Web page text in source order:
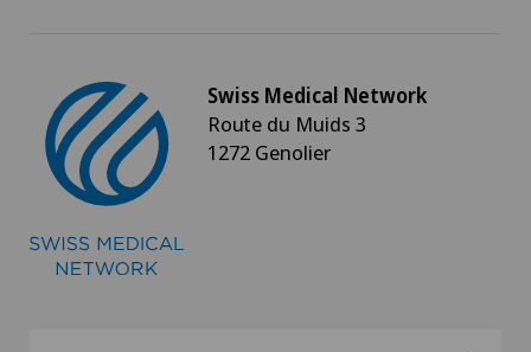
Swiss Medical Network
Route du Muids 3
1272 Genolier